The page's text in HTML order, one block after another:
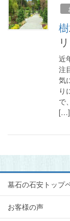
樹木葬とは？購入前に知りたいメ
近
注
気
り
で
[…]
墓石の石安トップ
お客様の声